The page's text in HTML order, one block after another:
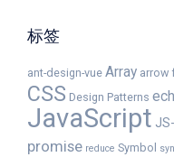
标签
ant-design-vue Array arrow
CSS Design Patterns
JavaScript
promise reduce Symbol